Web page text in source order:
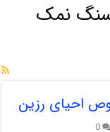
نمک
احیای رزین
0